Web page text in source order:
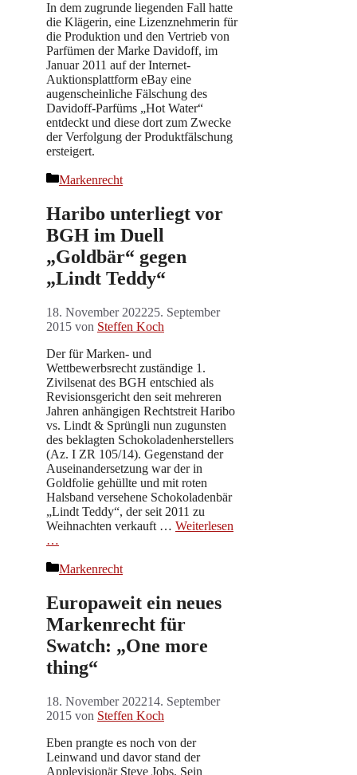
In dem zugrunde liegenden Fall hatte
die Klägerin, eine Lizenznehmerin für
die Produktion und den Vertrieb von
Parfümen der Marke Davidoff, im
Januar 2011 auf der Internet-
Auktionsplattform eBay eine
augenscheinliche Fälschung des
Davidoff-Parfüms „Hot Water“
entdeckt und diese dort zum Zwecke
der Verfolgung der Produktfälschung
ersteigert.
Kategorien
Markenrecht
Haribo unterliegt vor
BGH im Duell
„Goldbär“ gegen
„Lindt Teddy“
18. November 202225. September
2015 von Steffen Koch
Der für Marken- und
Wettbewerbsrecht zuständige 1.
Zivilsenat des BGH entschied als
Revisionsgericht den seit mehreren
Jahren anhängigen Rechtstreit Haribo
vs. Lindt & Sprüngli nun zugunsten
des beklagten Schokoladenherstellers
(Az. I ZR 105/14). Gegenstand der
Auseinandersetzung war der in
Goldfolie gehüllte und mit roten
Halsband versehene Schokoladenbär
„Lindt Teddy“, der seit 2011 zu
Weihnachten verkauft … Weiterlesen
…
Kategorien
Markenrecht
Europaweit ein neues
Markenrecht für
Swatch: „One more
thing“
18. November 202214. September
2015 von Steffen Koch
Eben prangte es noch von der
Leinwand und davor stand der
Applevisionär Steve Jobs. Sein